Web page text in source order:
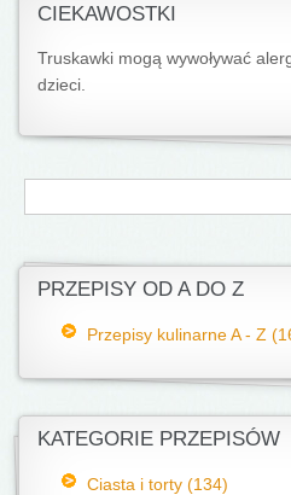
CIEKAWOSTKI
Truskawki mogą wywoływać
dzieci.
Formularz wyszukiwania
Szukaj
PRZEPISY OD A DO Z
Przepisy kulinarne A - Z
KATEGORIE PRZEPISÓW
Ciasta i torty (134)